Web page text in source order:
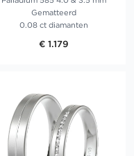
Gematteerd
0.08 ct diamanten
€ 1.179